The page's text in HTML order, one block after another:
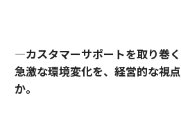
―カスタマーサポートを取り巻
急激な環境変化を、経営的な視
か。